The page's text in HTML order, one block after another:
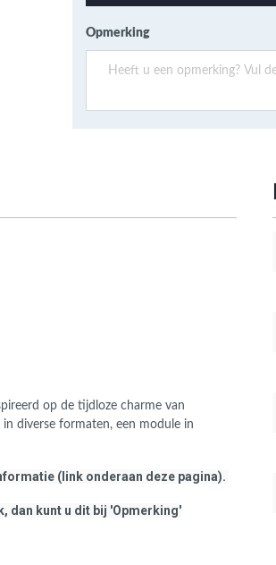
Opmerking
op de tijdloze charme van
diverse formaten, een module in
(link onderaan deze pagina).
dan kunt u dit bij 'Opmerking'